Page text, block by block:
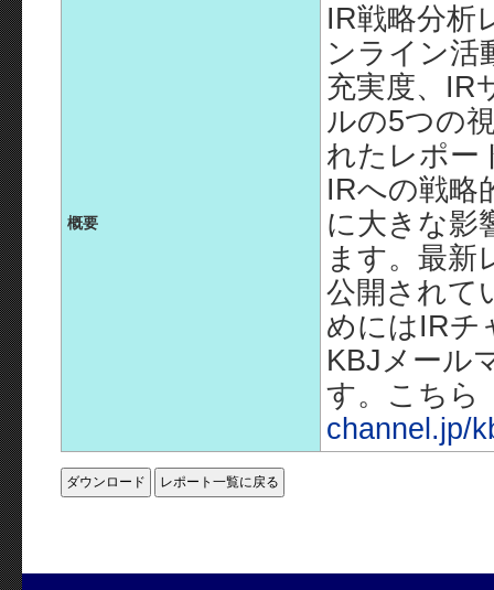
概要
IR戦略分析
ンライン活
充実度、IR
ルの5つの
れたレポー
IRへの戦略
に大きな影
ます。最新
公開されて
めにはIRチ
KBJメール
す。こちら
channel.jp/